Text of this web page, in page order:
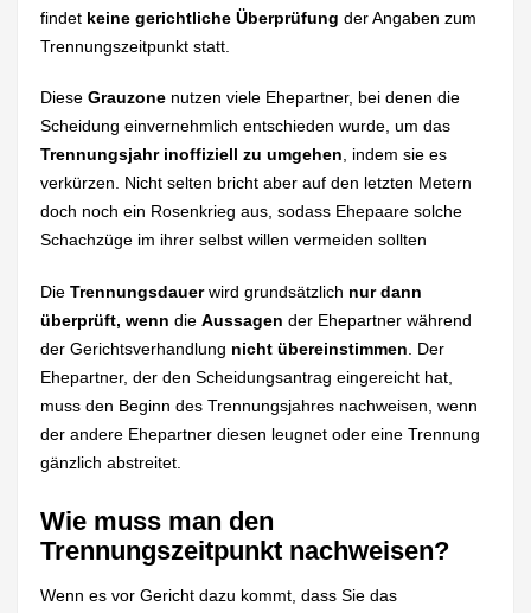
findet keine gerichtliche Überprüfung der Angaben zum
Trennungszeitpunkt statt.
DieseGrauzone nutzen viele Ehepartner, bei denen die
Scheidung einvernehmlich entschieden wurde, um das
Trennungsjahr inoffiziell zu umgehen , indem sie es
verkürzen. Nicht selten bricht aber auf den letzten Metern
doch noch ein Rosenkrieg aus, sodass Ehepaare solche
Schachzüge im ihrer selbst willen vermeiden sollten
DieTrennungsdauerwird grundsätzlich nur dann
überprüft, wenn dieAussagen der Ehepartner während
der Gerichtsverhandlung nicht übereinstimmen . Der
Ehepartner, der den Scheidungsantrag eingereicht hat,
muss den Beginn des Trennungsjahres nachweisen, wenn
der andere Ehepartner diesen leugnet oder eine Trennung
gänzlich abstreitet.
Wie muss man den
Trennungszeitpunkt nachweisen?
Wenn es vor Gericht dazu kommt, dass Sie das